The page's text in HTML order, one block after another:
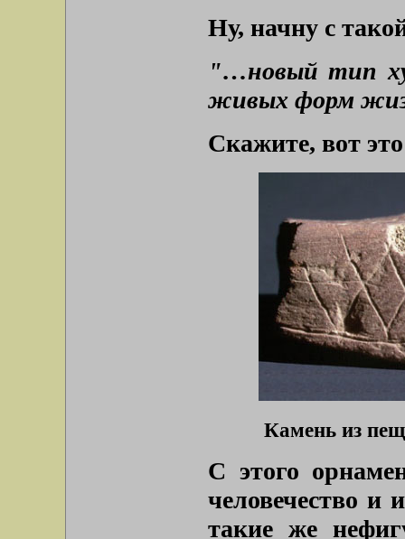
Ну, начну с
"…новый тип
живых форм
Скажите, вот
Камень из
С этого
человечество и
такие же